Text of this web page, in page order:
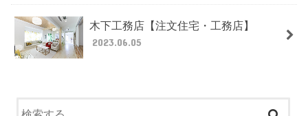
木下工務店【注文住宅・工務店】
2023.06.05